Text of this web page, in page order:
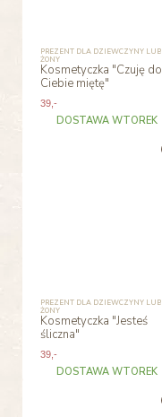
PREZENT DLA DZIEWCZYNY LUB
ŻONY
Kosmetyczka "Czuję do
Ciebie miętę"
39,-
DOSTAWA WTOREK
PREZENT DLA DZIEWCZYNY LUB
ŻONY
Kosmetyczka "Jesteś
śliczna"
39,-
DOSTAWA WTOREK